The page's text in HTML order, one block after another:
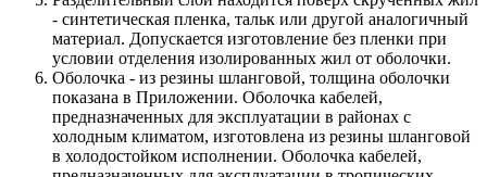
- синтетическая пленка, тальк или другой аналогичный
материал. Допускается изготовление без пленки при
условии отделения изолированных жил от оболочки.
Оболочка - из резины шланговой, толщина оболочки
показана в Приложении. Оболочка кабелей,
предназначенных для эксплуатации в районах с
холодным климатом, изготовлена из резины шланговой
в холодостойком исполнении. Оболочка кабелей,